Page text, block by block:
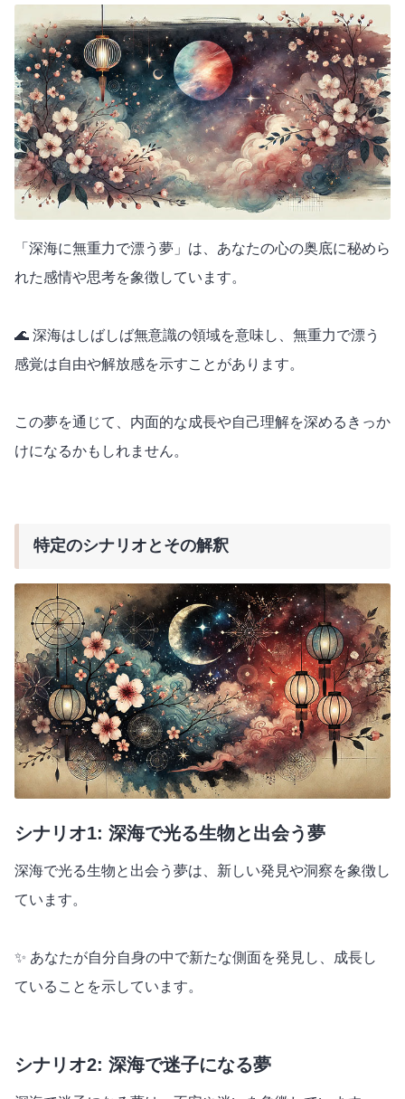
「深海に無重力で漂う夢」は、あなたの心の奥底に秘めら
れた感情や思考を象徴しています。
🌊 深海はしばしば無意識の領域を意味し、無重力で漂う
感覚は自由や解放感を示すことがあります。
この夢を通じて、内面的な成長や自己理解を深めるきっか
けになるかもしれません。
特定のシナリオとその解釈
シナリオ1: 深海で光る生物と出会う夢
深海で光る生物と出会う夢は、新しい発見や洞察を象徴し
ています。
✨ あなたが自分自身の中で新たな側面を発見し、成長し
ていることを示しています。
シナリオ2: 深海で迷子になる夢